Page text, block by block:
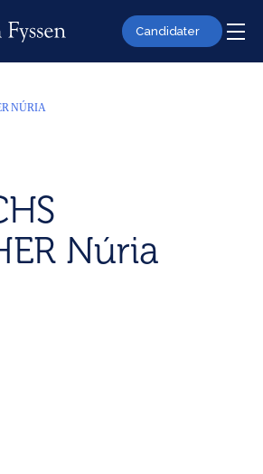
Candidater
NÚRIA
Núria